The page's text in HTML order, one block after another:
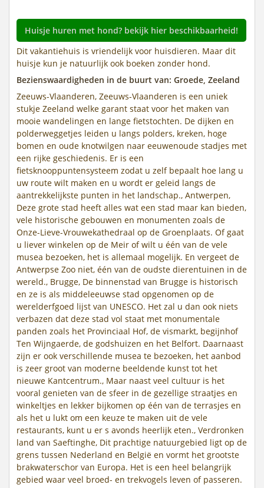
Huisje huren met hond? bekijk hier beschikbaarheid!
Dit vakantiehuis is vriendelijk voor huisdieren. Maar dit
huisje kun je natuurlijk ook boeken zonder hond.
Bezienswaardigheden in de buurt van: Groede, Zeeland
Zeeuws-Vlaanderen, Zeeuws-Vlaanderen is een uniek
stukje Zeeland welke garant staat voor het maken van
mooie wandelingen en lange fietstochten. De dijken en
polderweggetjes leiden u langs polders, kreken, hoge
bomen en oude knotwilgen naar eeuwenoude stadjes met
een rijke geschiedenis. Er is een
fietsknooppuntensysteem zodat u zelf bepaalt hoe lang u
uw route wilt maken en u wordt er geleid langs de
aantrekkelijkste punten in het landschap., Antwerpen,
Deze grote stad heeft alles wat een stad maar kan bieden,
vele historische gebouwen en monumenten zoals de
Onze-Lieve-Vrouwekathedraal op de Groenplaats. Of gaat
u liever winkelen op de Meir of wilt u één van de vele
musea bezoeken, het is allemaal mogelijk. En vergeet de
Antwerpse Zoo niet, één van de oudste dierentuinen in de
wereld., Brugge, De binnenstad van Brugge is historisch
en ze is als middeleeuwse stad opgenomen op de
werelderfgoed lijst van UNESCO. Het zal u dan ook niets
verbazen dat deze stad vol staat met monumentale
panden zoals het Provinciaal Hof, de vismarkt, begijnhof
Ten Wijngaerde, de godshuizen en het Belfort. Daarnaast
zijn er ook verschillende musea te bezoeken, het aanbod
is zeer groot van moderne beeldende kunst tot het
nieuwe Kantcentrum., Maar naast veel cultuur is het
vooral genieten van de sfeer in de gezellige straatjes en
winkeltjes en lekker bijkomen op één van de terrasjes en
als het u lukt om een keuze te maken uit de vele
restaurants, kunt u er s avonds heerlijk eten., Verdronken
land van Saeftinghe, Dit prachtige natuurgebied ligt op de
grens tussen Nederland en België en vormt het grootste
brakwaterschor van Europa. Het is een heel belangrijk
gebied waar veel broed- en trekvogels leven of passeren.